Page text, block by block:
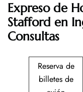
Expreso de
Stafford en
Consultas
Reserva de
billetes de